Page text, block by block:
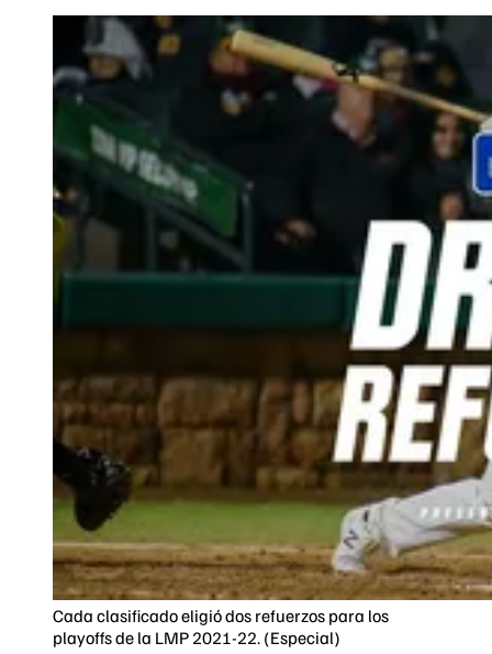
Cada clasificado eligió dos refuerzos para los
playoffs de la LMP 2021-22. (Especial)